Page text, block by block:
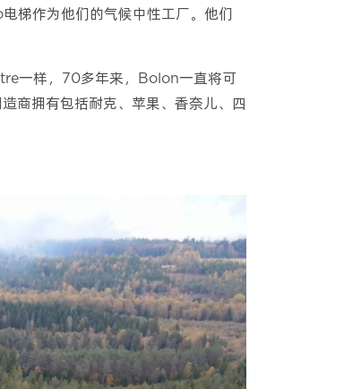
梯作为他们的气候中性工厂。他们
一样，70多年来，Bolon一直将可
商拥有包括耐克、苹果、香奈儿、四